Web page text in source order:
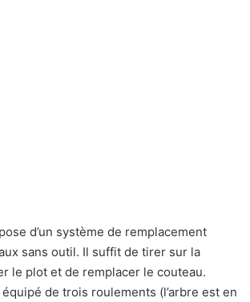
d’un système de remplacement
sans outil. Il suffit de tirer sur la
le plot et de remplacer le couteau.
de trois roulements (l’arbre est en